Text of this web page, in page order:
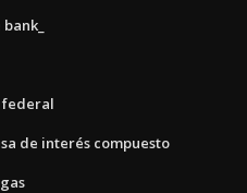
federal
de interés compuesto